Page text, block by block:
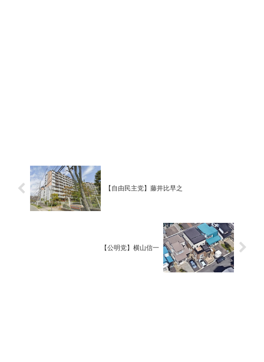
【自由民主党】藤井比早之
【公明党】横山信一